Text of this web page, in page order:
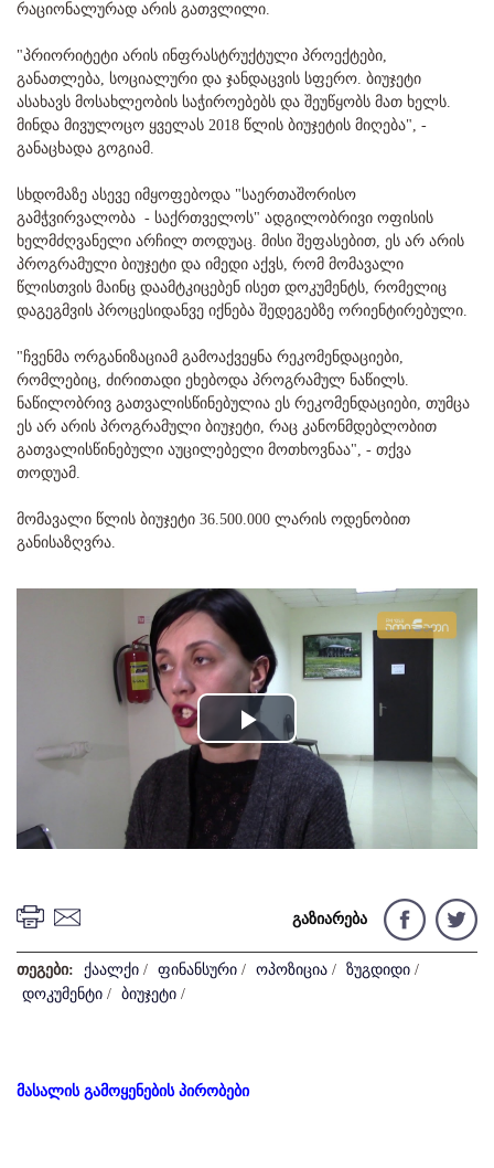
რაციონალურად არის გათვლილი.
"პრიორიტეტი არის ინფრასტრუქტული პროექტები,
განათლება, სოციალური და ჯანდაცვის სფერო. ბიუჯეტი
ასახავს მოსახლეობის საჭიროებებს და შეუწყობს მათ ხელს.
მინდა მივულოცო ყველას 2018 წლის ბიუჯეტის მიღება", -
განაცხადა გოგიამ.
სხდომაზე ასევე იმყოფებოდა "საერთაშორისო
გამჭვირვალობა - საქრთველოს" ადგილობრივი ოფისის
ხელმძღვანელი არჩილ თოდუაც. მისი შეფასებით, ეს არ არის
პროგრამული ბიუჯეტი და იმედი აქვს, რომ მომავალი
წლისთვის მაინც დაამტკიცებენ ისეთ დოკუმენტს, რომელიც
დაგეგმვის პროცესიდანვე იქნება შედეგებზე ორიენტირებული.
"ჩვენმა ორგანიზაციამ გამოაქვეყნა რეკომენდაციები,
რომლებიც, ძირითადი ეხებოდა პროგრამულ ნაწილს.
ნაწილობრივ გათვალისწინებულია ეს რეკომენდაციები, თუმცა
ეს არ არის პროგრამული ბიუჯეტი, რაც კანონმდებლობით
გათვალისწინებული აუცილებელი მოთხოვნაა", - თქვა
თოდუამ.
მომავალი წლის ბიუჯეტი 36.500.000 ლარის ოდენობით
განისაზღვრა.
Play
Video
გაზიარება
თეგები: ქაალქი / ფინანსური / ოპოზიცია / ზუგდიდი /
დოკუმენტი / ბიუჯეტი /
მასალის გამოყენების პირობები